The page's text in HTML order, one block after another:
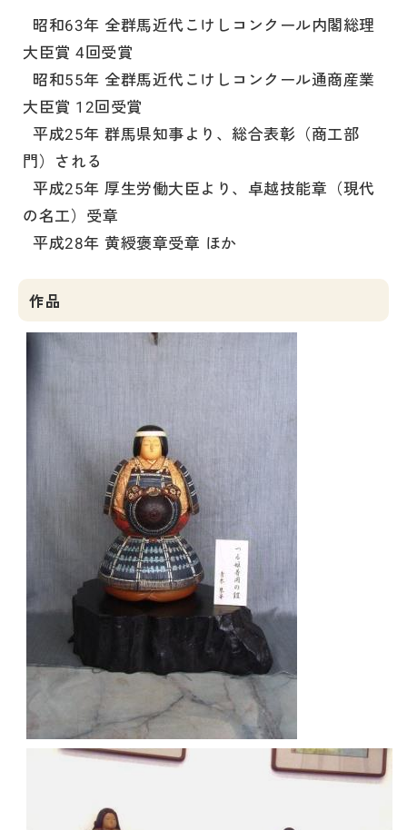
昭和63年 全群馬近代こけしコンクール内閣総理
大臣賞 4回受賞
昭和55年 全群馬近代こけしコンクール通商産業
大臣賞 12回受賞
平成25年 群馬県知事より、総合表彰（商工部
門）される
平成25年 厚生労働大臣より、卓越技能章（現代
の名工）受章
平成28年 黄綬褒章受章 ほか
作品